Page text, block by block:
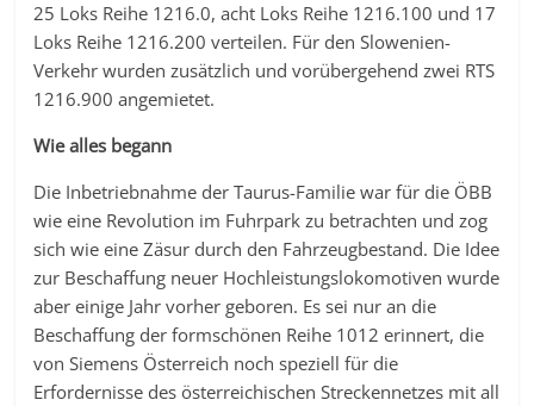
25 Loks Reihe 1216.0, acht Loks Reihe 1216.100 und 17
Loks Reihe 1216.200 verteilen. Für den Slowenien-
Verkehr wurden zusätzlich und vorübergehend zwei RTS
1216.900 angemietet.
Wie alles begann
Die Inbetriebnahme der Taurus-Familie war für die ÖBB
wie eine Revolution im Fuhrpark zu betrachten und zog
sich wie eine Zäsur durch den Fahrzeugbestand. Die Idee
zur Beschaffung neuer Hochleistungslokomotiven wurde
aber einige Jahr vorher geboren. Es sei nur an die
Beschaffung der formschönen Reihe 1012 erinnert, die
von Siemens Österreich noch speziell für die
Erfordernisse des österreichischen Streckennetzes mit all